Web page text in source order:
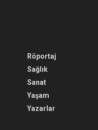
Röportaj
Sağlık
Sanat
Yaşam
Yazarlar